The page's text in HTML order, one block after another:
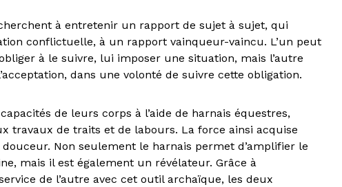
à entretenir un rapport de sujet à sujet, qui
conflictuelle, à un rapport vainqueur-vaincu. L’un peut
à le suivre, lui imposer une situation, mais l’autre
dans une volonté de suivre cette obligation.
de leurs corps à l’aide de harnais équestres,
travaux de traits et de labours. La force ainsi acquise
Non seulement le harnais permet d’amplifier le
mais il est également un révélateur. Grâce à
de l’autre avec cet outil archaïque, les deux